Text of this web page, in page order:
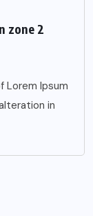
zone 2
Lorem Ipsum
in